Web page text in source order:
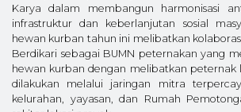
Karya dalam membangun harmonisasi
infrastruktur dan keberlanjutan sosial
hewan kurban tahun ini melibatkan
Berdikari sebagai BUMN peternakan yang
hewan kurban dengan melibatkan peternak
dilakukan melalui jaringan mitra
kelurahan, yayasan, dan Rumah